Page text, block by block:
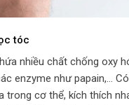
tóc
nhiều chất chống oxy
enzyme như papain,…
trong cơ thể, kích thích